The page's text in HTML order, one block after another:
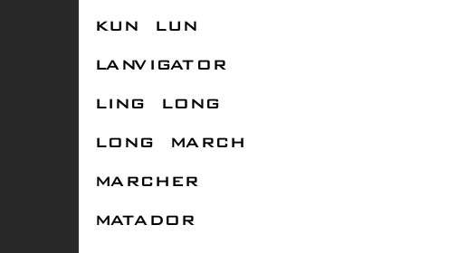
KUN LUN
LANVIGATOR
LING LONG
LONG MARCH
MARCHER
MATADOR